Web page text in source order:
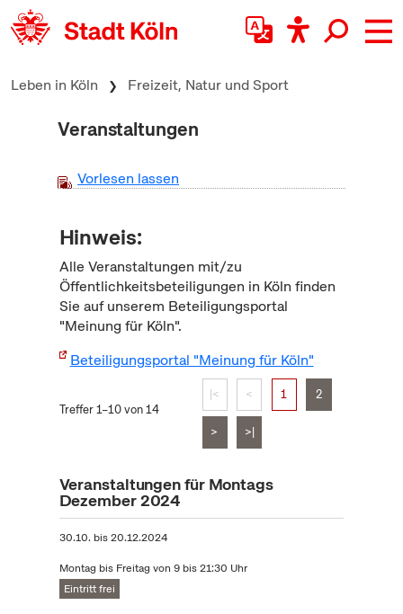
zum Inhalt springen
Leben in Köln Freizeit, Natur und Sport
Veranstaltungen
Vorlesen lassen
Hinweis:
Alle Veranstaltungen mit/zu
Öffentlichkeitsbeteiligungen in Köln finden
Sie auf unserem Beteiligungsportal
"Meinung für Köln".
Beteiligungsportal "Meinung für Köln"
Treffer 1–10 von 14
|< < 1 2
> >|
Veranstaltungen für Montags
Dezember 2024
30.10. bis20.12.2024
Montag bis Freitag von 9 bis 21:30 Uhr
Eintritt frei